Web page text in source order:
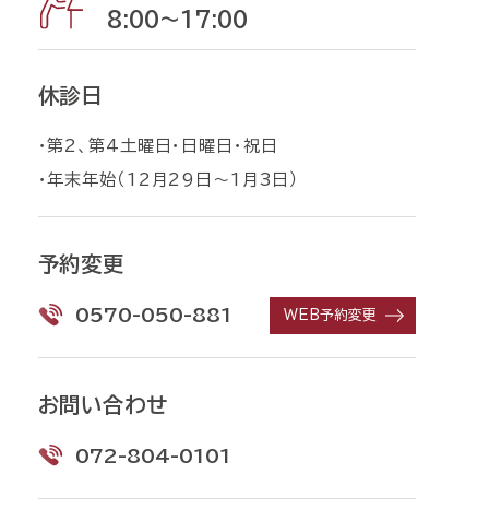
8:00〜17:00
休診日
・第2、第4土曜日・日曜日・祝日
・年末年始（12月29日〜1月3日）
予約変更
0570-050-881 WEB予約変更
お問い合わせ
072-804-0101